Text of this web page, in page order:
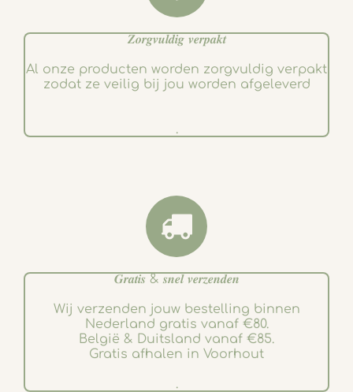
𝒁𝒐𝒓𝒈𝒗𝒖𝒍𝒅𝒊𝒈 𝒗𝒆𝒓𝒑𝒂𝒌𝒕
Al onze producten worden zorgvuldig verpakt
zodat ze veilig bij jou worden afgeleverd
.
𝑮𝒓𝒂𝒕𝒊𝒔 & 𝒔𝒏𝒆𝒍 𝒗𝒆𝒓𝒛𝒆𝒏𝒅𝒆𝒏
Wij verzenden jouw bestelling binnen
Nederland gratis vanaf €80.
België & Duitsland vanaf €85.
Gratis afhalen in Voorhout
.